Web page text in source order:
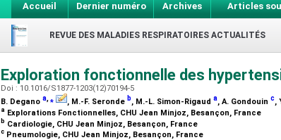
Accueil Dernier numéro Archives Articles
REVUE DES MALADIES RESPIRATOIRES ACTUALITÉS
Exploration fonctionnelle des
Doi : 10.1016/S1877-1203(12)70194-5
B. Degano a,⁎ , M.-F. Seronde b, M.-L. Simon-Rigaud a, A. Gondouin c,
a Explorations Fonctionnelles, CHU Jean Minjoz, Besançon, France
b Cardiologie, CHU Jean Minjoz, Besançon, France
c Pneumologie, CHU Jean Minjoz, Besançon, France